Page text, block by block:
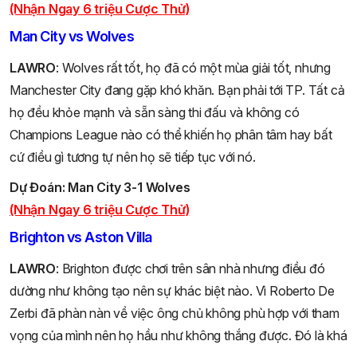
(Nhận Ngay 6 triệu Cược Thử)
Man City vs Wolves
LAWRO: Wolves rất tốt, họ đã có một mùa giải tốt, nhưng
Manchester City đang gặp khó khăn. Bạn phải tới TP. Tất cả
họ đều khỏe mạnh và sẵn sàng thi đấu và không có
Champions League nào có thể khiến họ phân tâm hay bất
cứ điều gì tương tự nên họ sẽ tiếp tục với nó.
Dự Đoán: Man City 3-1 Wolves
(Nhận Ngay 6 triệu Cược Thử)
Brighton vs Aston Villa
LAWRO: Brighton được chơi trên sân nhà nhưng điều đó
dường như không tạo nên sự khác biệt nào. Vì Roberto De
Zerbi đã phàn nàn về việc ông chủ không phù hợp với tham
vọng của mình nên họ hầu như không thắng được. Đó là khá